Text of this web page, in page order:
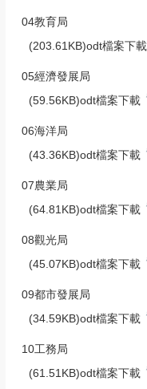
04教育局
(203.61KB)odt檔案下載
05經濟發展局
(59.56KB)odt檔案下載
06海洋局
(43.36KB)odt檔案下載
07農業局
(64.81KB)odt檔案下載
08觀光局
(45.07KB)odt檔案下載
09都市發展局
(34.59KB)odt檔案下載
10工務局
(61.51KB)odt檔案下載